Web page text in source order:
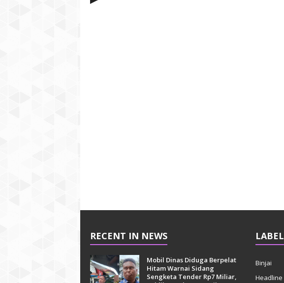
RECENT IN NEWS
Mobil Dinas Diduga Berpelat
Hitam Warnai Sidang
Sengketa Tender Rp7 Miliar,
LABEL
Binjai
Headline